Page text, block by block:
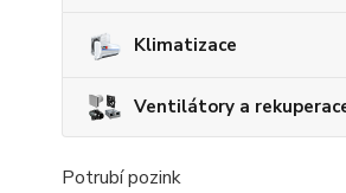
Klimatizace
Ventilátory a
Potrubí pozink